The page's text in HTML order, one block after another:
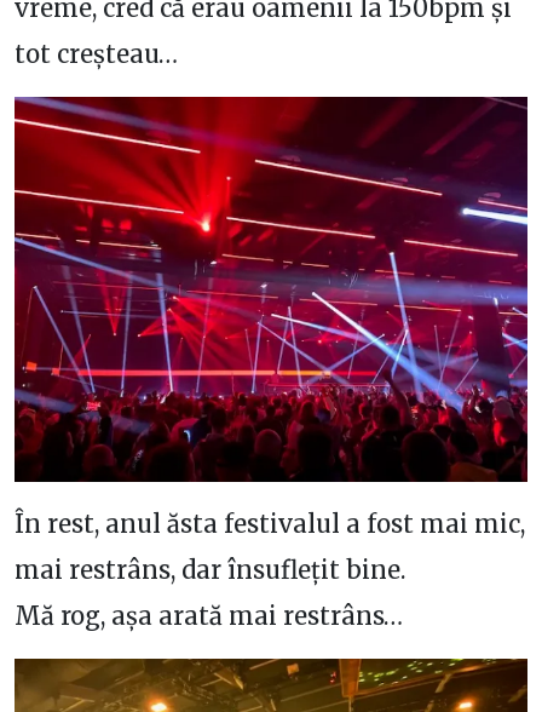
vreme, cred că erau oamenii la 150bpm și
tot creșteau…
În rest, anul ăsta festivalul a fost mai mic,
mai restrâns, dar însuflețit bine.
Mă rog, așa arată mai restrâns…